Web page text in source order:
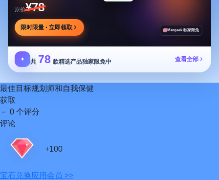
原价¥78
限时限量 · 立即领取 Mergeek 独家限免
✦ 共 78 款精选产品独家限免中 查看全部
最佳目标规划师和自我保‪健‬
获取
﹣ 0 个评分
评论
+100
宝石 兑换应用会员 >>